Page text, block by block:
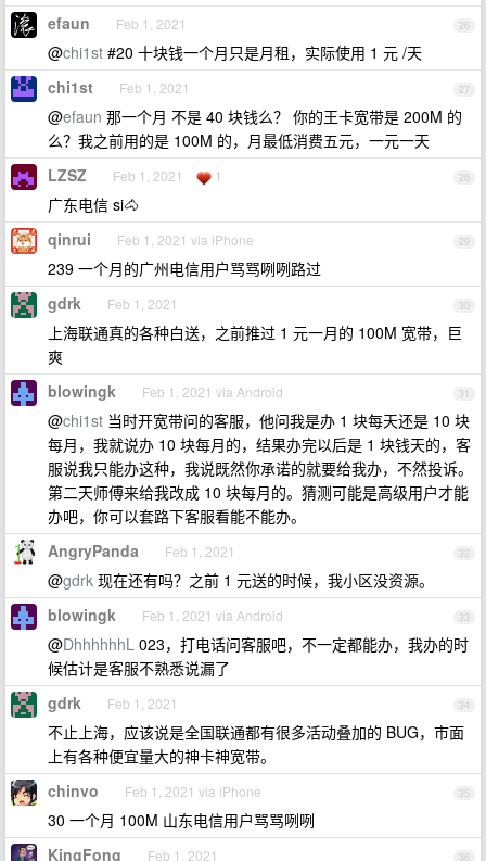
26
efaun Feb 1, 2021
@chi1st #20 十块钱一个月只是月租，实际使用 1 元 /天
27
chi1st Feb 1, 2021
@efaun 那一个月 不是 40 块钱么？ 你的王卡宽带是 200M 的
么？我之前用的是 100M 的，月最低消费五元，一元一天
28
LZSZ Feb 1, 2021 1
广东电信 si🐴
29
qinrui Feb 1, 2021 via iPhone
239 一个月的广州电信用户骂骂咧咧路过
30
gdrk Feb 1, 2021
上海联通真的各种白送，之前推过 1 元一月的 100M 宽带，巨
爽
31
blowingk Feb 1, 2021 via Android
@chi1st 当时开宽带问的客服，他问我是办 1 块每天还是 10 块
每月，我就说办 10 块每月的，结果办完以后是 1 块钱天的，客
服说我只能办这种，我说既然你承诺的就要给我办，不然投诉。
第二天师傅来给我改成 10 块每月的。猜测可能是高级用户才能
办吧，你可以套路下客服看能不能办。
32
AngryPanda Feb 1, 2021
@gdrk 现在还有吗？之前 1 元送的时候，我小区没资源。
33
blowingk Feb 1, 2021 via Android
@DhhhhhhL 023，打电话问客服吧，不一定都能办，我办的时
候估计是客服不熟悉说漏了
34
gdrk Feb 1, 2021
不止上海，应该说是全国联通都有很多活动叠加的 BUG，市面
上有各种便宜量大的神卡神宽带。
35
chinvo Feb 1, 2021 via iPhone
30 一个月 100M 山东电信用户骂骂咧咧
36
KingFong Feb 1, 2021